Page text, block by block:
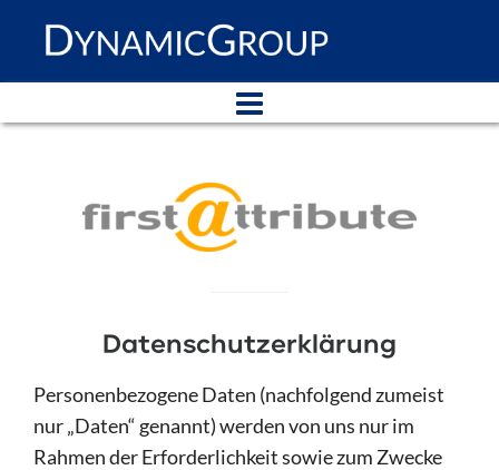
Datenschutzerklärung
Personenbezogene Daten (nachfolgend zumeist
nur „Daten“ genannt) werden von uns nur im
Rahmen der Erforderlichkeit sowie zum Zwecke